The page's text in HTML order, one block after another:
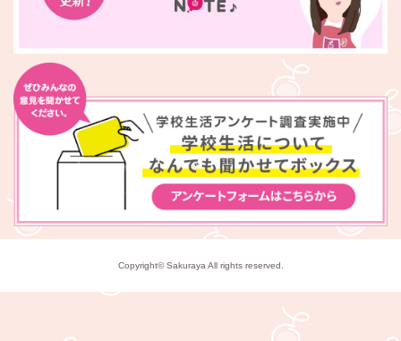
Copyright© Sakuraya All rights reserved.